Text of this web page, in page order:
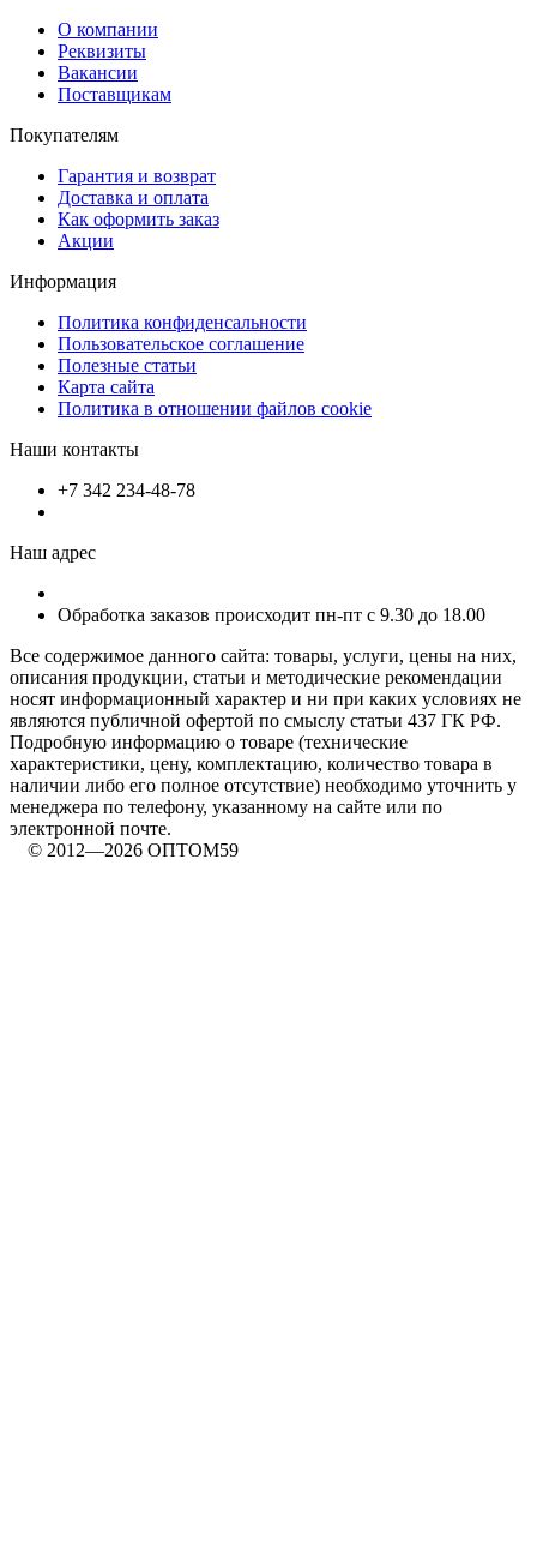
О компании
Реквизиты
Вакансии
Поставщикам
Покупателям
Гарантия и возврат
Доставка и оплата
Как оформить заказ
Акции
Информация
Политика конфиденсальности
Пользовательское соглашение
Полезные статьи
Карта сайта
Политика в отношении файлов cookie
Наши контакты
+7 342 234-48-78
Наш адрес
Обработка заказов происходит пн-пт с 9.30 до 18.00
Все содержимое данного сайта: товары, услуги, цены на них,
описания продукции, статьи и методические рекомендации
носят информационный характер и ни при каких условиях не
являются публичной офертой по смыслу статьи 437 ГК РФ.
Подробную информацию о товаре (технические
характеристики, цену, комплектацию, количество товара в
наличии либо его полное отсутствие) необходимо уточнить у
менеджера по телефону, указанному на сайте или по
электронной почте.
© 2012—2026 ОПТОМ59